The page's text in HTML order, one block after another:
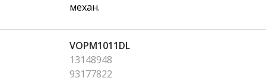
механ.
VOPM1011DL
13148948
93177822